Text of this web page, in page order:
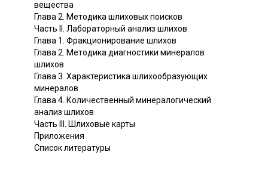
вещества
Глава 2. Методика шлиховых поисков
Часть II. Лабораторный анализ шлихов
Глава 1. Фракционирование шлихов
Глава 2. Методика диагностики минералов
шлихов
Глава 3. Характеристика шлихообразующих
минералов
Глава 4. Количественный минералогический
анализ шлихов
Часть III. Шлиховые карты
Приложения
Список литературы